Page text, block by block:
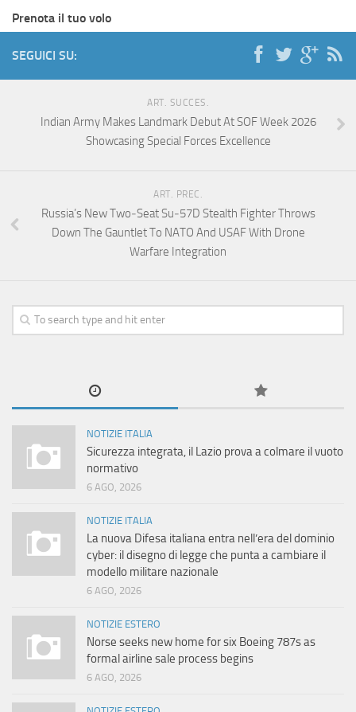
Prenota il tuo volo
SEGUICI SU:
ART. SUCCES.
Indian Army Makes Landmark Debut At SOF Week 2026
Showcasing Special Forces Excellence
ART. PREC.
Russia’s New Two‑Seat Su‑57D Stealth Fighter Throws
Down The Gauntlet To NATO And USAF With Drone
Warfare Integration
NOTIZIE ITALIA
Sicurezza integrata, il Lazio prova a colmare il vuoto
normativo
6 AGO, 2026
NOTIZIE ITALIA
La nuova Difesa italiana entra nell’era del dominio
cyber: il disegno di legge che punta a cambiare il
modello militare nazionale
6 AGO, 2026
NOTIZIE ESTERO
Norse seeks new home for six Boeing 787s as
formal airline sale process begins
6 AGO, 2026